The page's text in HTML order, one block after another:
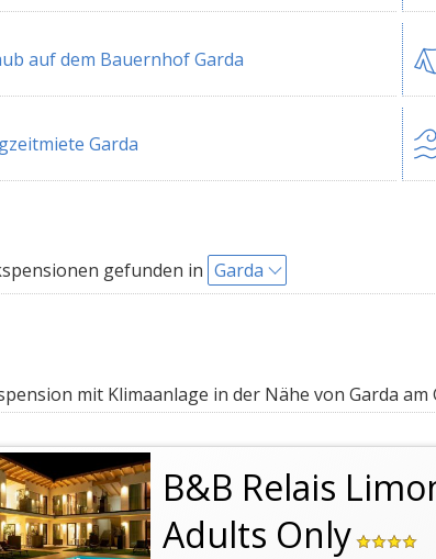
auf dem Bauernhof Garda
Garda
gefunden in Garda
mit Klimaanlage in der Nähe von Garda am
B&B Relais
Adults Only